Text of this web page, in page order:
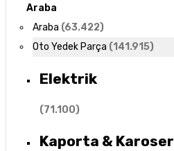
Araba
Araba (63.422)
Oto Yedek Parça (141.915)
Elektrik
(71.100)
Kaporta & Karoser